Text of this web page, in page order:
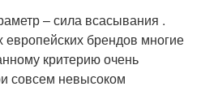
– сила всасывания .
брендов многие
критерию очень
совсем невысоком